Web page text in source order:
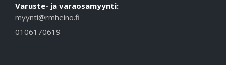
Varuste- ja varaosamyynti:
myynti@rmheino.fi
0106170619